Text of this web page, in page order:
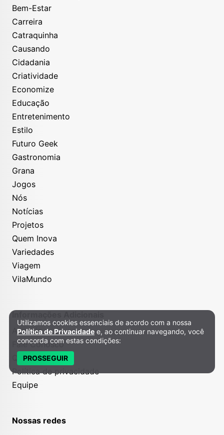
Bem-Estar
Carreira
Catraquinha
Causando
Cidadania
Criatividade
Economize
Educação
Entretenimento
Estilo
Futuro Geek
Gastronomia
Grana
Jogos
Nós
Notícias
Projetos
Quem Inova
Variedades
Viagem
VilaMundo
Informações Adicionais
Anuncie
Fale Conosco
Quem somos
Política de privacidade
Equipe
Nossas redes
Política de Privacidade e Cookies
Utilizamos cookies essenciais de acordo com a nossa
Política de Privacidade e, ao continuar navegando, você
concorda com estas condições:
PROSSEGUIR